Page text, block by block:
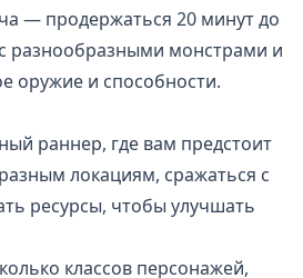
— продержаться 20 минут до
разнообразными монстрами и
оружие и способности.
раннер, где вам предстоит
локациям, сражаться с
ресурсы, чтобы улучшать
классов персонажей,